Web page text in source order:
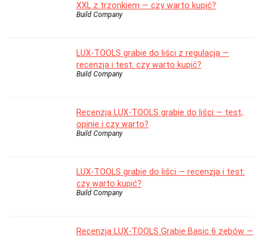
XXL z trzonkiem — czy warto kupić?
Build Company
LUX-TOOLS grabie do liści z regulacją —
recenzja i test: czy warto kupić?
Build Company
Recenzja LUX-TOOLS grabie do liści — test,
opinie i czy warto?
Build Company
LUX-TOOLS grabie do liści — recenzja i test:
czy warto kupić?
Build Company
Recenzja LUX-TOOLS Grabie Basic 6 zębów —